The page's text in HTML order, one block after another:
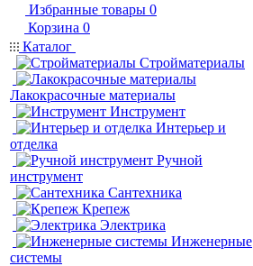
Избранные товары 0
Корзина 0
Каталог
Стройматериалы
Лакокрасочные материалы
Инструмент
Интерьер и
отделка
Ручной
инструмент
Сантехника
Крепеж
Электрика
Инженерные
системы